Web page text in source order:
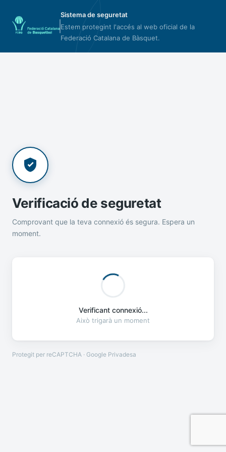
Sistema de seguretat
Estem protegint l'accés al web oficial de la
Federació Catalana de Bàsquet.
Verificació de seguretat
Comprovant que la teva connexió és segura. Espera un
moment.
Verificant connexió...
Això trigarà un moment
Protegit per reCAPTCHA · Google Privadesa